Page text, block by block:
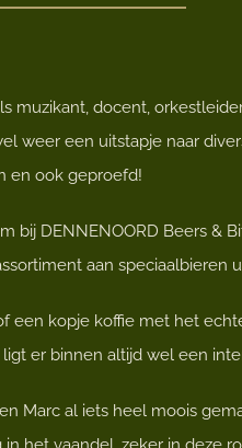
muzikant, docent,
weer een uitstapje naar
en ook geproefd!
bij DENNENOORD Beers &
aan speciaalbieren
een kopje koffie met het
er binnen altijd wel een
Marc al iets heel moois